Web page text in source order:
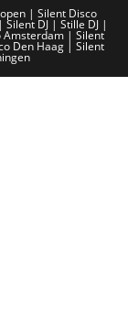
| Silent Disco
| Silent DJ | Stille DJ |
Amsterdam | Silent
Den Haag Silent